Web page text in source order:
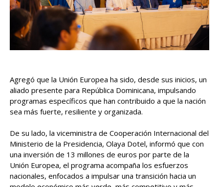
Agregó que la Unión Europea ha sido, desde sus inicios, un
aliado presente para República Dominicana, impulsando
programas específicos que han contribuido a que la nación
sea más fuerte, resiliente y organizada.
De su lado, la viceministra de Cooperación Internacional del
Ministerio de la Presidencia, Olaya Dotel, informó que con
una inversión de 13 millones de euros por parte de la
Unión Europea, el programa acompaña los esfuerzos
nacionales, enfocados a impulsar una transición hacia un